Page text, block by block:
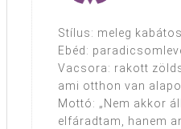
Stílus: meleg
Ebéd:
Vacsora: rakott
ami otthon van
Mottó: „Nem akkor
elfáradtam, hanem